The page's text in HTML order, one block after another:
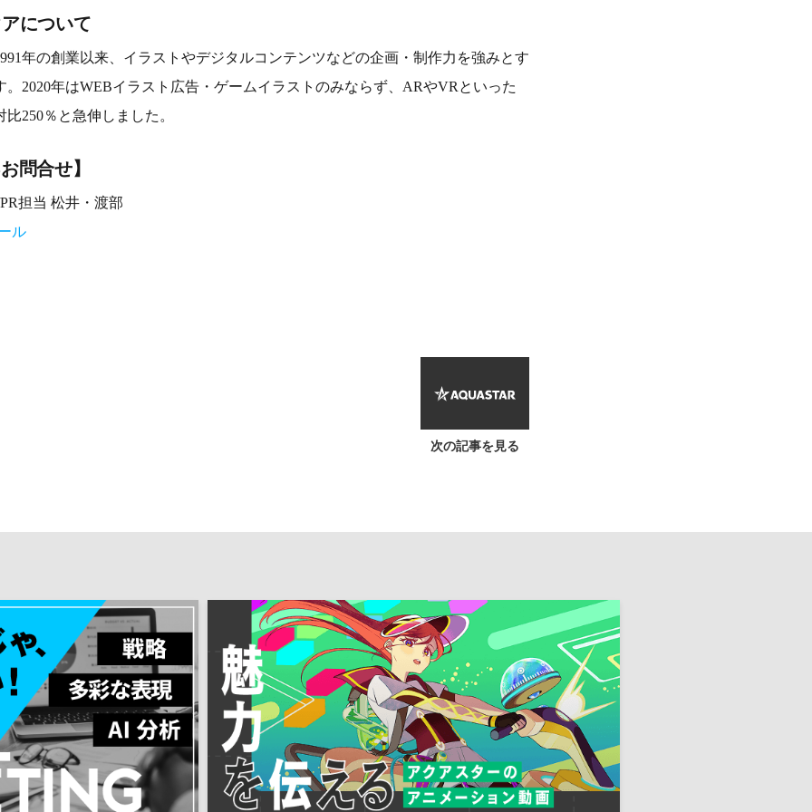
について
年の創業以来、イラストやデジタルコンテンツなどの企画・制作力を強みとす
。2020年はWEBイラスト広告・ゲームイラストのみならず、ARやVRといった
250％と急伸しました。
問合せ】
担当 松井・渡部
ル
次の記事を見る